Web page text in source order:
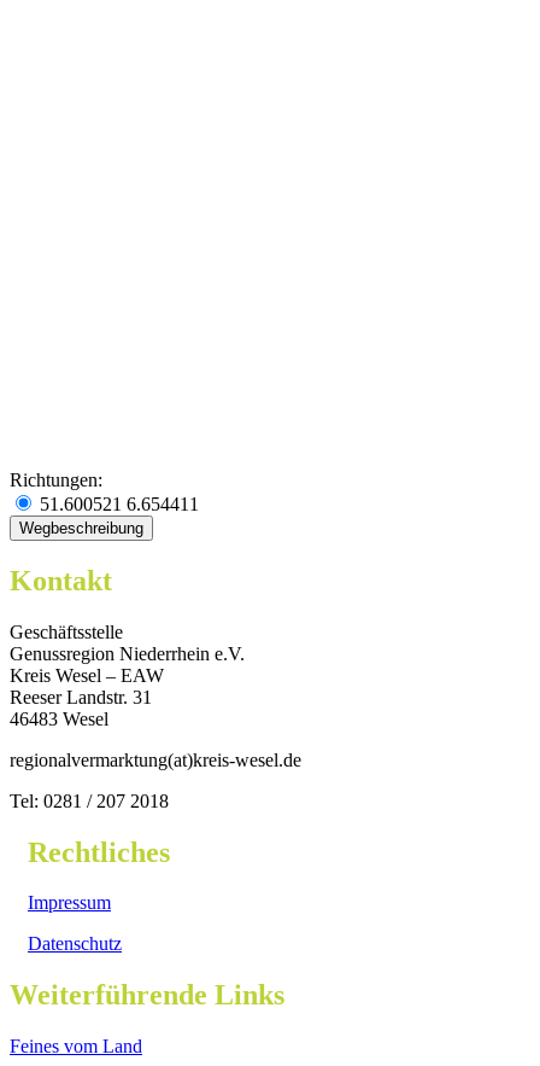
Richtungen:
51.600521 6.654411
Kontakt
Geschäftsstelle
Genussregion Niederrhein e.V.
Kreis Wesel – EAW
Reeser Landstr. 31
46483 Wesel
regionalvermarktung(at)kreis-wesel.de
Tel: 0281 / 207 2018
Rechtliches
Impressum
Datenschutz
Weiterführende Links
Feines vom Land